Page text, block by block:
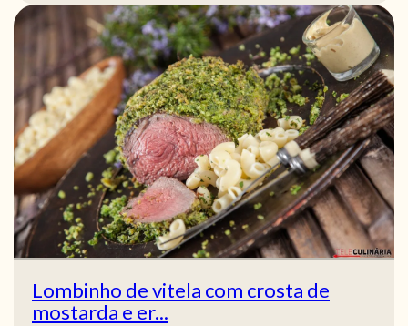
Lombinho de vitela com crosta de
mostarda e er...